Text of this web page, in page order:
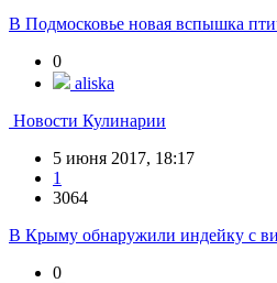
В Подмосковье новая вспышка
0
aliska
Новости Кулинарии
5 июня 2017, 18:17
1
3064
В Крыму обнаружили индейку с
0